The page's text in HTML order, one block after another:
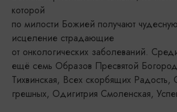
которой
по милости Божией получают
исцеление страдающие
от онкологических заболеваний.
ещё семь Образов Пресвятой
Тихвинская, Всех скорбящих Радость,
грешных, Одигитрия Смоленская,